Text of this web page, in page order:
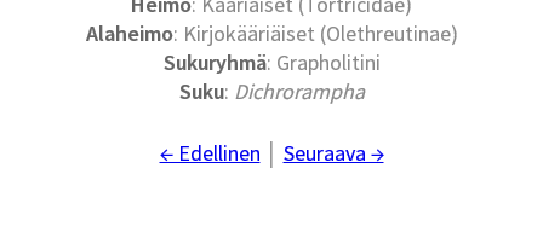
Alaheimo: Kirjokääriäiset (Olethreutinae)
Sukuryhmä: Grapholitini
Suku: Dichrorampha
← Edellinen Seuraava →